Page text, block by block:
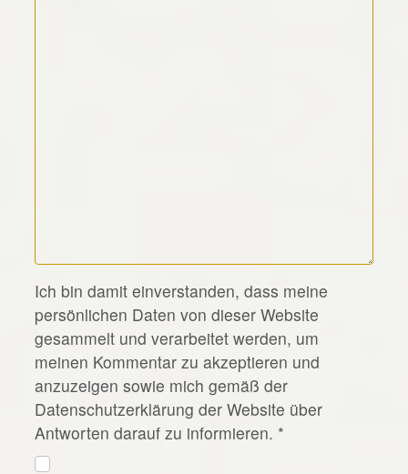
*
Ich bin damit einverstanden, dass meine
persönlichen Daten von dieser Website
gesammelt und verarbeitet werden, um
meinen Kommentar zu akzeptieren und
anzuzeigen sowie mich gemäß der
Datenschutzerklärung der Website über
Antworten darauf zu informieren. *